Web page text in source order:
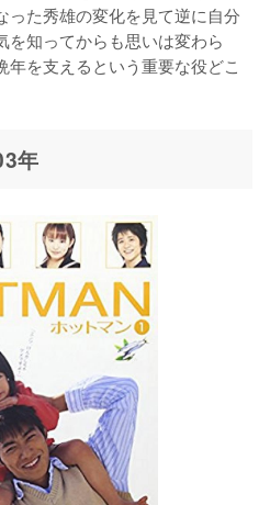
った秀雄の変化を見て逆に自分
を知ってからも思いは変わら
を支えるという重要な役どこ
年